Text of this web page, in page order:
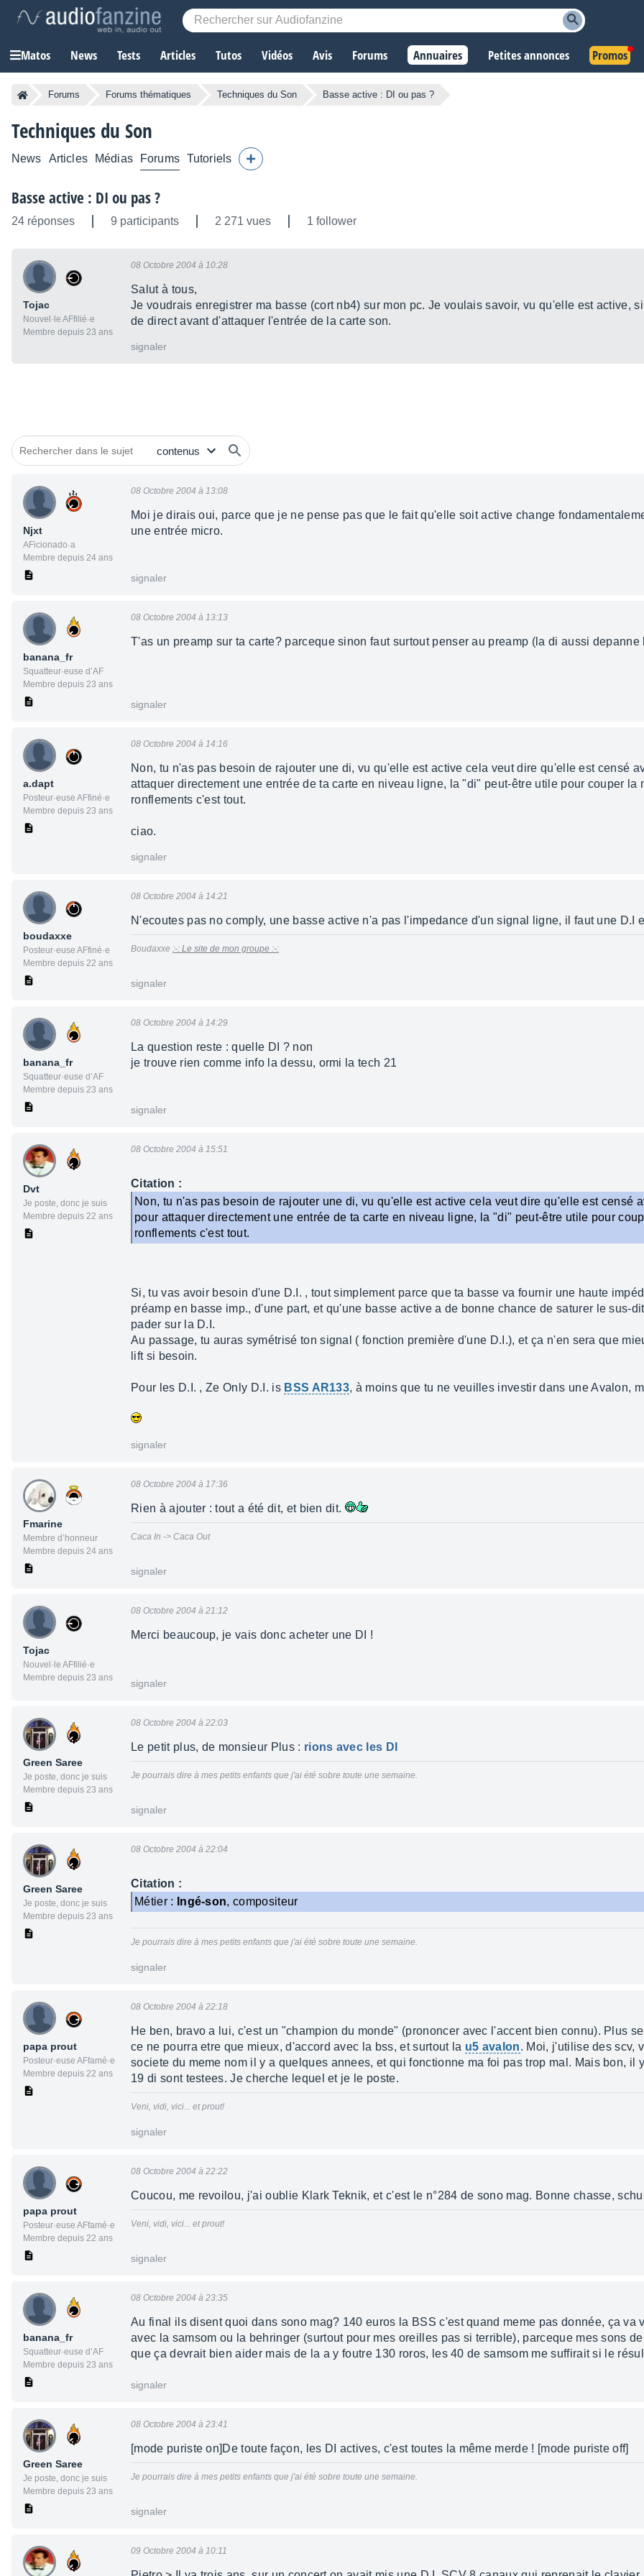
Matos News Tests Articles Tutos Vidéos Avis Forums Annuaires Petites annonces Promos
Forums Forums thématiques Techniques du Son Basse active : DI ou pas ?
Techniques du Son
News Articles Médias Forums Tutoriels
Basse active : DI ou pas ?
24 réponses 9 participants 2 271 vues 1 follower
Tojac
Nouvel·le AFfilié·e
Membre depuis 23 ans
08 Octobre 2004 à 10:28
Salut à tous,
Je voudrais enregistrer ma basse (cort nb4) sur mon pc. Je voulais savoir, vu qu'elle est active,
de direct avant d'attaquer l'entrée de la carte son.
signaler
Njxt
AFicionado·a
Membre depuis 24 ans
08 Octobre 2004 à 13:08
Moi je dirais oui, parce que je ne pense pas que le fait qu'elle soit active change
une entrée micro.
signaler
banana_fr
Squatteur·euse d’AF
Membre depuis 23 ans
08 Octobre 2004 à 13:13
T'as un preamp sur ta carte? parceque sinon faut surtout penser au preamp (la di aussi depanne
signaler
a.dapt
Posteur·euse AFfiné·e
Membre depuis 23 ans
08 Octobre 2004 à 14:16
Non, tu n'as pas besoin de rajouter une di, vu qu'elle est active cela veut dire qu'elle est censé
attaquer directement une entrée de ta carte en niveau ligne, la "di" peut-être utile pour couper la
ronflements c'est tout.
ciao.
signaler
boudaxxe
Posteur·euse AFfiné·e
Membre depuis 22 ans
08 Octobre 2004 à 14:21
N'ecoutes pas no comply, une basse active n'a pas l'impedance d'un signal ligne, il faut une D.I
Boudaxxe :-: Le site de mon groupe :-:
signaler
banana_fr
Squatteur·euse d’AF
Membre depuis 23 ans
08 Octobre 2004 à 14:29
La question reste : quelle DI ? non
je trouve rien comme info la dessu, ormi la tech 21
signaler
Dvt
Je poste, donc je suis
Membre depuis 22 ans
08 Octobre 2004 à 15:51
Citation :
Non, tu n'as pas besoin de rajouter une di, vu qu'elle est active cela veut dire qu'elle est censé
pour attaquer directement une entrée de ta carte en niveau ligne, la "di" peut-être utile pour
ronflements c'est tout.
Si, tu vas avoir besoin d'une D.I. , tout simplement parce que ta basse va fournir une haute
préamp en basse imp., d'une part, et qu'une basse active a de bonne chance de saturer le sus-
pader sur la D.I.
Au passage, tu auras symétrisé ton signal ( fonction première d'une D.I.), et ça n'en sera que
lift si besoin.
Pour les D.I. , Ze Only D.I. is BSS AR133, à moins que tu ne veuilles investir dans une Avalon,
signaler
Fmarine
Membre d’honneur
Membre depuis 24 ans
08 Octobre 2004 à 17:36
Rien à ajouter : tout a été dit, et bien dit.
Caca In -> Caca Out
signaler
Tojac
Nouvel·le AFfilié·e
Membre depuis 23 ans
08 Octobre 2004 à 21:12
Merci beaucoup, je vais donc acheter une DI !
signaler
Green Saree
Je poste, donc je suis
Membre depuis 23 ans
08 Octobre 2004 à 22:03
Le petit plus, de monsieur Plus : rions avec les DI
Je pourrais dire à mes petits enfants que j'ai été sobre toute une semaine.
signaler
Green Saree
Je poste, donc je suis
Membre depuis 23 ans
08 Octobre 2004 à 22:04
Citation :
Métier :
Ingé-son, compositeur
Je pourrais dire à mes petits enfants que j'ai été sobre toute une semaine.
signaler
papa prout
Posteur·euse AFfamé·e
Membre depuis 22 ans
08 Octobre 2004 à 22:18
He ben, bravo a lui, c'est un "champion du monde" (prononcer avec l'accent bien connu). Plus
ce ne pourra etre que mieux, d'accord avec la bss, et surtout la u5 avalon. Moi, j'utilise des scv,
societe du meme nom il y a quelques annees, et qui fonctionne ma foi pas trop mal. Mais bon, il
19 di sont testees. Je cherche lequel et je le poste.
Veni, vidi, vici... et prout!
signaler
papa prout
Posteur·euse AFfamé·e
Membre depuis 22 ans
08 Octobre 2004 à 22:22
Coucou, me revoilou, j'ai oublie Klark Teknik, et c'est le n°284 de sono mag. Bonne chasse,
Veni, vidi, vici... et prout!
signaler
banana_fr
Squatteur·euse d’AF
Membre depuis 23 ans
08 Octobre 2004 à 23:35
Au final ils disent quoi dans sono mag? 140 euros la BSS c'est quand meme pas donnée, ça va
avec la samsom ou la behringer (surtout pour mes oreilles pas si terrible), parceque mes sons
que ça devrait bien aider mais de la a y foutre 130 roros, les 40 de samsom me suffirait si le
signaler
Green Saree
Je poste, donc je suis
Membre depuis 23 ans
08 Octobre 2004 à 23:41
[mode puriste on]De toute façon, les DI actives, c'est toutes la même merde ! [mode puriste off]
Je pourrais dire à mes petits enfants que j'ai été sobre toute une semaine.
signaler
09 Octobre 2004 à 10:11